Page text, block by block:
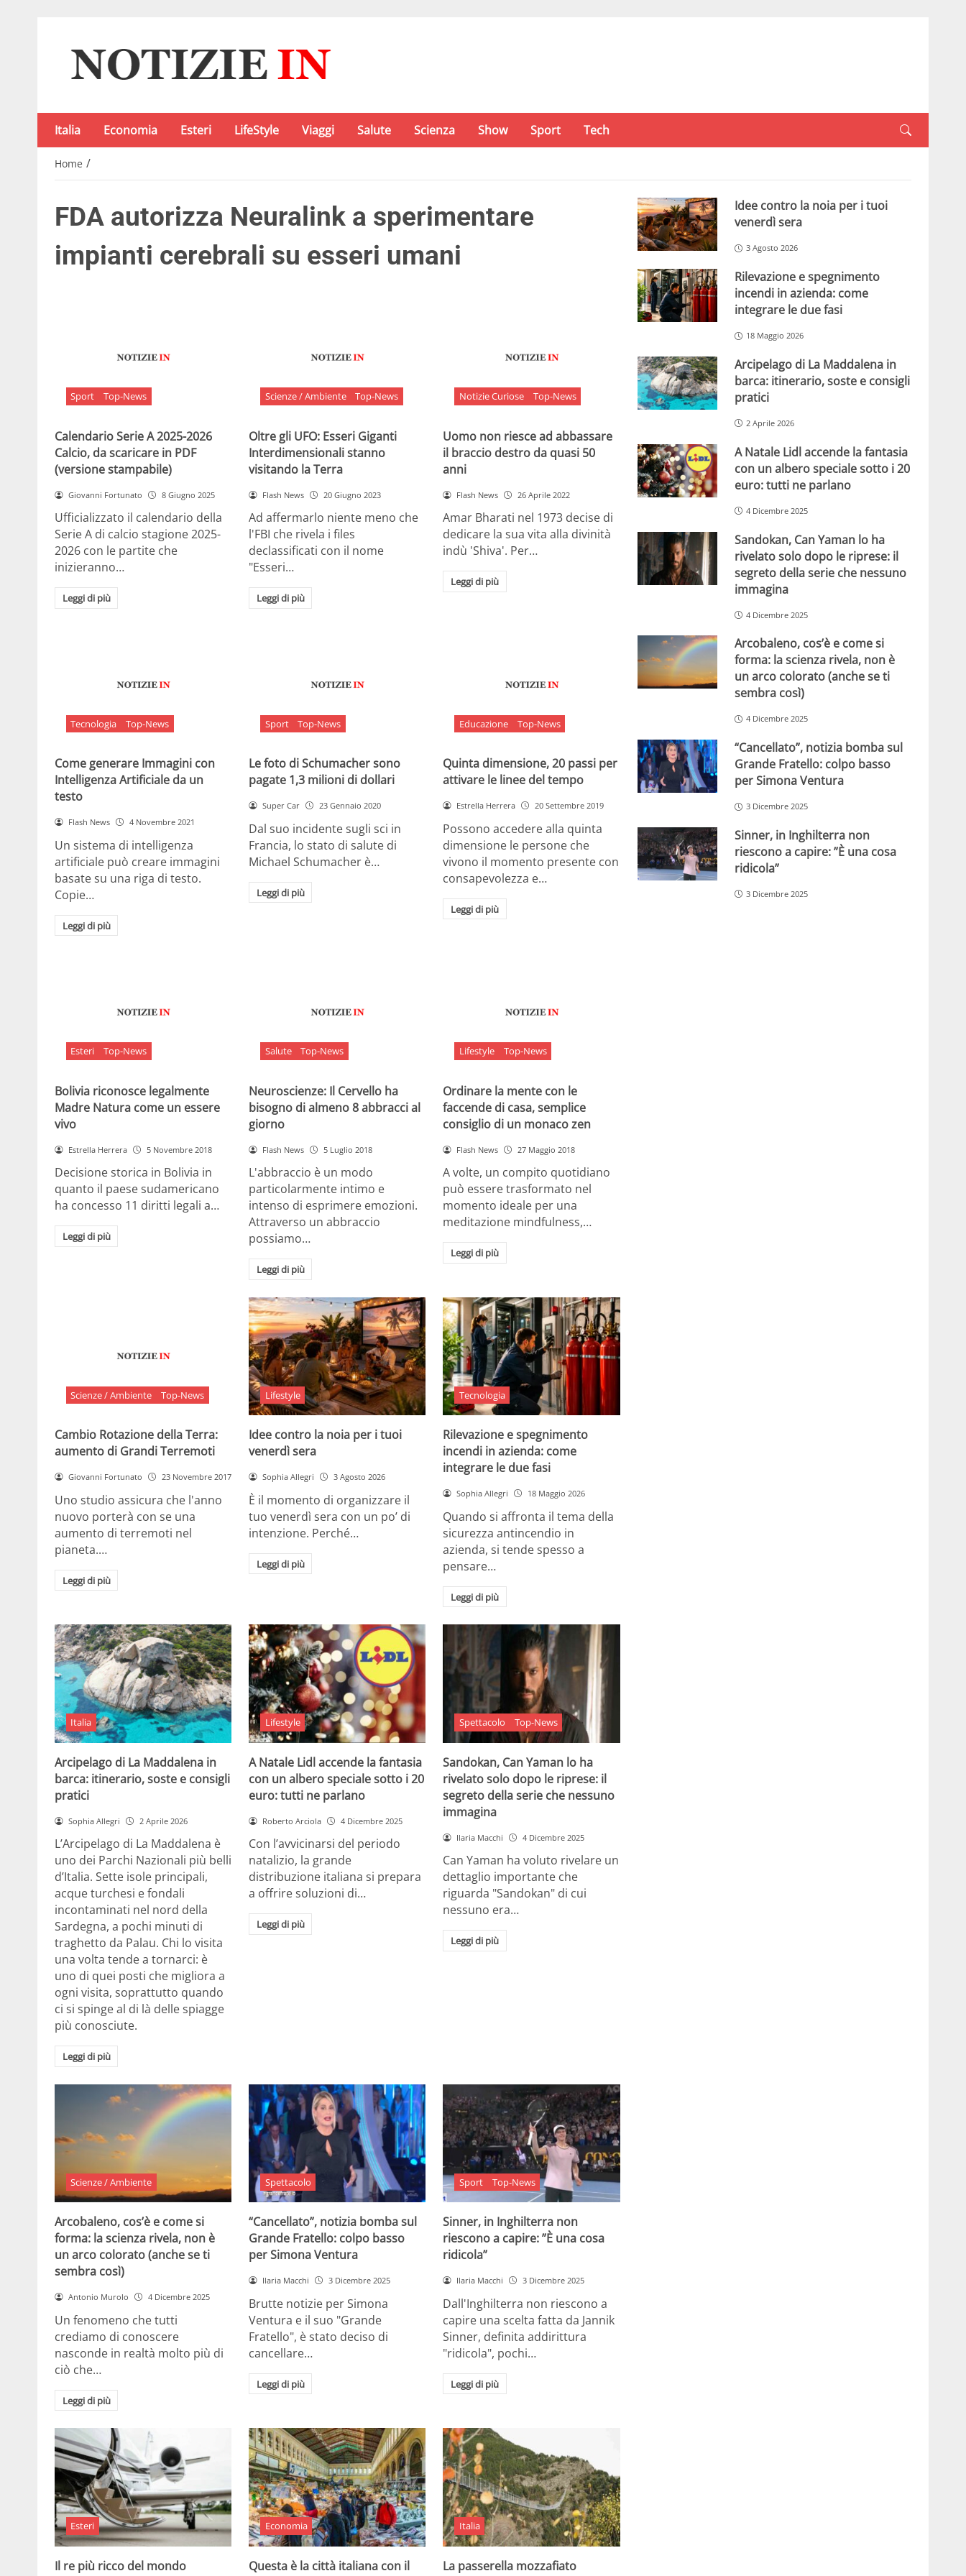
Italia Economia Esteri LifeStyle Viaggi Salute Scienza Show Sport Tech
Home /
FDA autorizza Neuralink a sperimentare
impianti cerebrali su esseri umani
Sport Top-News
Calendario Serie A 2025-2026
Calcio, da scaricare in PDF
(versione stampabile)
Giovanni Fortunato 8 Giugno 2025
Ufficializzato il calendario della
Serie A di calcio stagione 2025-
2026 con le partite che
inizieranno…
Leggi di più
Scienze / Ambiente Top-News
Oltre gli UFO: Esseri Giganti
Interdimensionali stanno
visitando la Terra
Flash News 20 Giugno 2023
Ad affermarlo niente meno che
l'FBI che rivela i files
declassificati con il nome
"Esseri…
Leggi di più
Notizie Curiose Top-News
Uomo non riesce ad abbassare
il braccio destro da quasi 50
anni
Flash News 26 Aprile 2022
Amar Bharati nel 1973 decise di
dedicare la sua vita alla divinità
indù 'Shiva'. Per…
Leggi di più
Tecnologia Top-News
Come generare Immagini con
Intelligenza Artificiale da un
testo
Flash News 4 Novembre 2021
Un sistema di intelligenza
artificiale può creare immagini
basate su una riga di testo.
Copie…
Leggi di più
Sport Top-News
Le foto di Schumacher sono
pagate 1,3 milioni di dollari
Super Car 23 Gennaio 2020
Dal suo incidente sugli sci in
Francia, lo stato di salute di
Michael Schumacher è…
Leggi di più
Educazione Top-News
Quinta dimensione, 20 passi per
attivare le linee del tempo
Estrella Herrera 20 Settembre 2019
Possono accedere alla quinta
dimensione le persone che
vivono il momento presente con
consapevolezza e…
Leggi di più
Esteri Top-News
Bolivia riconosce legalmente
Madre Natura come un essere
vivo
Estrella Herrera 5 Novembre 2018
Decisione storica in Bolivia in
quanto il paese sudamericano
ha concesso 11 diritti legali a…
Leggi di più
Salute Top-News
Neuroscienze: Il Cervello ha
bisogno di almeno 8 abbracci al
giorno
Flash News 5 Luglio 2018
L'abbraccio è un modo
particolarmente intimo e
intenso di esprimere emozioni.
Attraverso un abbraccio
possiamo…
Leggi di più
Lifestyle Top-News
Ordinare la mente con le
faccende di casa, semplice
consiglio di un monaco zen
Flash News 27 Maggio 2018
A volte, un compito quotidiano
può essere trasformato nel
momento ideale per una
meditazione mindfulness,…
Leggi di più
Scienze / Ambiente Top-News
Cambio Rotazione della Terra:
aumento di Grandi Terremoti
Giovanni Fortunato 23 Novembre 2017
Uno studio assicura che l'anno
nuovo porterà con se una
aumento di terremoti nel
pianeta.…
Leggi di più
Lifestyle
Idee contro la noia per i tuoi
venerdì sera
Sophia Allegri 3 Agosto 2026
È il momento di organizzare il
tuo venerdì sera con un po’ di
intenzione. Perché…
Leggi di più
Tecnologia
Rilevazione e spegnimento
incendi in azienda: come
integrare le due fasi
Sophia Allegri 18 Maggio 2026
Quando si affronta il tema della
sicurezza antincendio in
azienda, si tende spesso a
pensare…
Leggi di più
Italia
Arcipelago di La Maddalena in
barca: itinerario, soste e consigli
pratici
Sophia Allegri 2 Aprile 2026
L’Arcipelago di La Maddalena è
uno dei Parchi Nazionali più belli
d’Italia. Sette isole principali,
acque turchesi e fondali
incontaminati nel nord della
Sardegna, a pochi minuti di
traghetto da Palau. Chi lo visita
una volta tende a tornarci: è
uno di quei posti che migliora a
ogni visita, soprattutto quando
ci si spinge al di là delle spiagge
più conosciute.
Leggi di più
Lifestyle
A Natale Lidl accende la fantasia
con un albero speciale sotto i 20
euro: tutti ne parlano
Roberto Arciola 4 Dicembre 2025
Con l’avvicinarsi del periodo
natalizio, la grande
distribuzione italiana si prepara
a offrire soluzioni di…
Leggi di più
Spettacolo Top-News
Sandokan, Can Yaman lo ha
rivelato solo dopo le riprese: il
segreto della serie che nessuno
immagina
Ilaria Macchi 4 Dicembre 2025
Can Yaman ha voluto rivelare un
dettaglio importante che
riguarda "Sandokan" di cui
nessuno era…
Leggi di più
Scienze / Ambiente
Arcobaleno, cos’è e come si
forma: la scienza rivela, non è
un arco colorato (anche se ti
sembra così)
Antonio Murolo 4 Dicembre 2025
Un fenomeno che tutti
crediamo di conoscere
nasconde in realtà molto più di
ciò che…
Leggi di più
Spettacolo
“Cancellato”, notizia bomba sul
Grande Fratello: colpo basso
per Simona Ventura
Ilaria Macchi 3 Dicembre 2025
Brutte notizie per Simona
Ventura e il suo "Grande
Fratello", è stato deciso di
cancellare…
Leggi di più
Sport Top-News
Sinner, in Inghilterra non
riescono a capire: ”È una cosa
ridicola”
Ilaria Macchi 3 Dicembre 2025
Dall'Inghilterra non riescono a
capire una scelta fatta da Jannik
Sinner, definita addirittura
"ridicola", pochi…
Leggi di più
Esteri
Il re più ricco del mondo
Economia
Questa è la città italiana con il
Italia
La passerella mozzafiato
Idee contro la noia per i tuoi
venerdì sera
3 Agosto 2026
Rilevazione e spegnimento
incendi in azienda: come
integrare le due fasi
18 Maggio 2026
Arcipelago di La Maddalena in
barca: itinerario, soste e consigli
pratici
2 Aprile 2026
A Natale Lidl accende la fantasia
con un albero speciale sotto i 20
euro: tutti ne parlano
4 Dicembre 2025
Sandokan, Can Yaman lo ha
rivelato solo dopo le riprese: il
segreto della serie che nessuno
immagina
4 Dicembre 2025
Arcobaleno, cos’è e come si
forma: la scienza rivela, non è
un arco colorato (anche se ti
sembra così)
4 Dicembre 2025
“Cancellato”, notizia bomba sul
Grande Fratello: colpo basso
per Simona Ventura
3 Dicembre 2025
Sinner, in Inghilterra non
riescono a capire: ”È una cosa
ridicola”
3 Dicembre 2025